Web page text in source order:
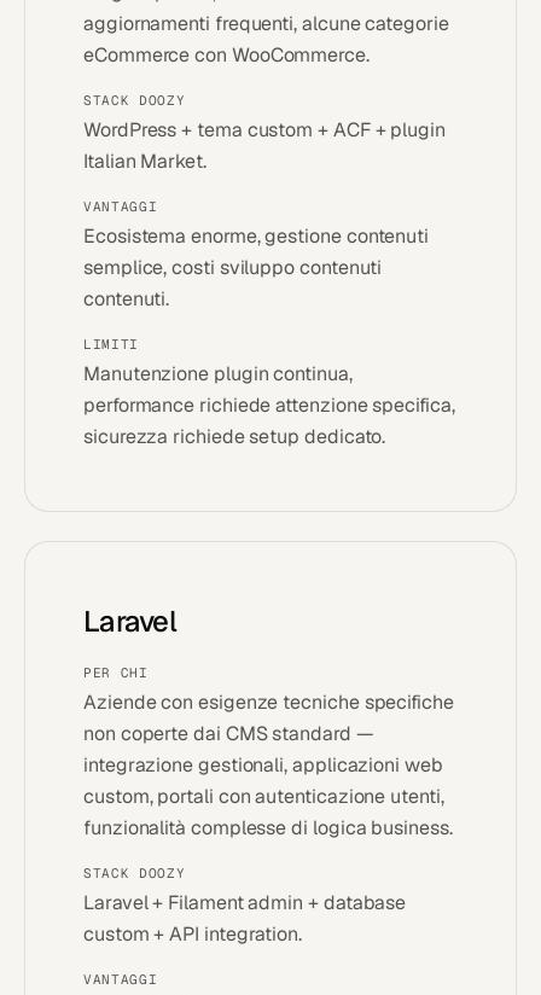
aggiornamenti frequenti, alcune categorie
eCommerce con WooCommerce.
STACK DOOZY
WordPress + tema custom + ACF + plugin
Italian Market.
VANTAGGI
Ecosistema enorme, gestione contenuti
semplice, costi sviluppo contenuti
contenuti.
LIMITI
Manutenzione plugin continua,
performance richiede attenzione specifica,
sicurezza richiede setup dedicato.
Laravel
PER CHI
Aziende con esigenze tecniche specifiche
non coperte dai CMS standard —
integrazione gestionali, applicazioni web
custom, portali con autenticazione utenti,
funzionalità complesse di logica business.
STACK DOOZY
Laravel + Filament admin + database
custom + API integration.
VANTAGGI